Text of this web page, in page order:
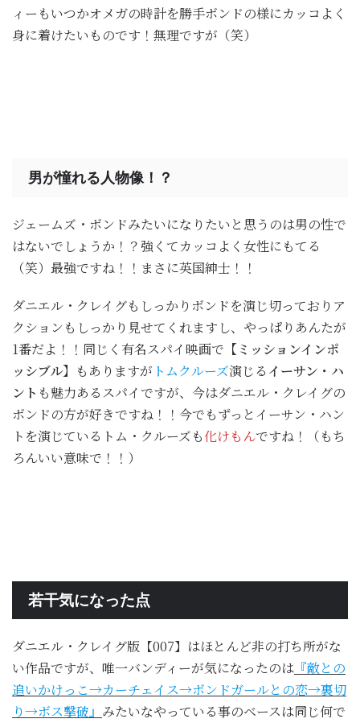
ィーもいつかオメガの時計を勝手ボンドの様にカッコよく
身に着けたいものです！無理ですが（笑）
男が憧れる人物像！？
ジェームズ・ボンドみたいになりたいと思うのは男の性で
はないでしょうか！？強くてカッコよく女性にもてる
（笑）最強ですね！！まさに英国紳士！！
ダニエル・クレイグもしっかりボンドを演じ切っておりア
クションもしっかり見せてくれますし、やっぱりあんたが
1番だよ！！同じく有名スパイ映画で 【ミッションインポ
ッシブル】 もありますが トムクルーズ演じるイーサン・ハ
ント も魅力あるスパイですが、今はダニエル・クレイグの
ボンドの方が好きですね！！今でもずっとイーサン・ハン
トを演じているトム・クルーズも化けもんですね！（もち
ろんいい意味で！！）
若干気になった点
ダニエル・クレイグ版【007】はほとんど非の打ち所がな
い作品ですが、唯一バンディーが気になったのは 『敵との
追いかけっこ→カーチェイス→ボンドガールとの恋→裏切
り→ボス撃破』 みたいなやっている事のベースは同じ何で